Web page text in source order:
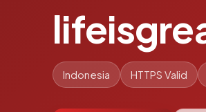
Indonesia HTTPS Valid